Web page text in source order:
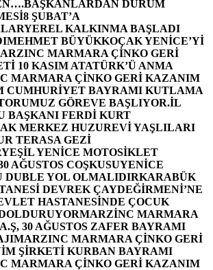
BAŞKANLARDAN DURUM
8 ŞUBAT’A
YEREL KALKINMA BAŞLADI
MEHMET BÜYÜKKOÇAK YENİCE’Yİ
MARMARA ÇİNKO GERİ
10 KASIM ATATÜRK’Ü ANMA
MARMARA ÇİNKO GERİ KAZANIM
CUMHURİYET BAYRAMI KUTLAMA
GÖREVE BAŞLIYOR.İL
BAŞKANI FERDİ KURT
MERKEZ HUZUREVİ YAŞLILARI
TERASA GEZİ
YEŞİL YENİCE MOTOSİKLET
AĞUSTOS COŞKUSUYENİCE
DUBLE YOL OLMALIDIRKARABÜK
DEVREK ÇAYDEĞİRMENİ’NE
HASTANESİNDE ÇOCUK
MARZİNC MARMARA
30 AĞUSTOS ZAFER BAYRAMI
MARZINC MARMARA ÇİNKO GERİ
ŞİRKETİ KURBAN BAYRAMI
MARMARA ÇİNKO GERİ KAZANIM